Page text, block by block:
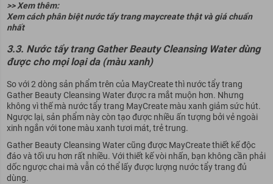
>> Xem thêm:
Xem cách phân biệt nước tẩy trang maycreate thật và giá chuẩn
nhất
3.3. Nước tẩy trang Gather Beauty Cleansing Water dùng
được cho mọi loại da (màu xanh)
So với 2 dòng sản phẩm trên của MayCreate thì nước tẩy trang
Gather Beauty Cleansing Water được ra mắt muộn hơn. Nhưng
không vì thế mà nước tẩy trang MayCreate màu xanh giảm sức hút.
Ngược lại, sản phẩm này còn tạo được nhiều ấn tượng bởi vẻ ngoài
xinh ngắn với tone màu xanh tươi mát, trẻ trung.
Gather Beauty Cleansing Water cũng được MayCreate thiết kế độc
đáo và tối ưu hơn rất nhiều. Với thiết kế vòi nhấn, bạn không cần phải
dốc ngược chai mà vẫn có thể lấy được lượng nước tẩy trang đủ
dùng.